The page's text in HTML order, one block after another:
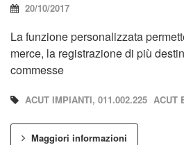
20/10/2017
La funzione personalizzata
merce, la registrazione di più
commesse
ACUT IMPIANTI, 011.002.225 ACUT
Maggiori informazioni